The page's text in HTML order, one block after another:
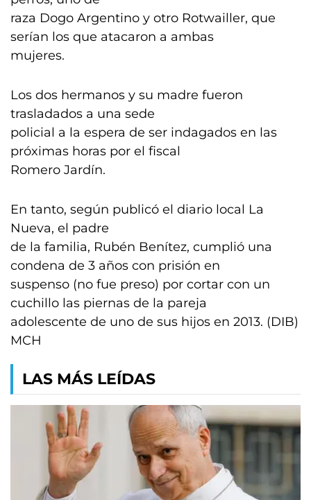
raza Dogo Argentino y otro Rotwailler, que
serían los que atacaron a ambas
mujeres.
Los dos hermanos y su madre fueron
trasladados a una sede
policial a la espera de ser indagados en las
próximas horas por el fiscal
Romero Jardín.
En tanto, según publicó el diario local La
Nueva, el padre
de la familia, Rubén Benítez, cumplió una
condena de 3 años con prisión en
suspenso (no fue preso) por cortar con un
cuchillo las piernas de la pareja
adolescente de uno de sus hijos en 2013. (DIB)
MCH
LAS MÁS LEÍDAS